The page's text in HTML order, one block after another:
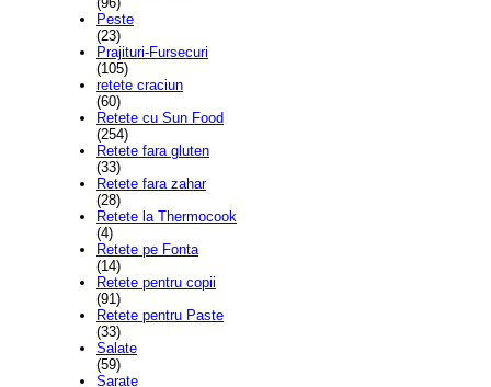
Peste
(23)
Prajituri-Fursecuri
(105)
retete craciun
(60)
Retete cu Sun Food
(254)
Retete fara gluten
(33)
Retete fara zahar
(28)
Retete la Thermocook
(4)
Retete pe Fonta
(14)
Retete pentru copii
(91)
Retete pentru Paste
(33)
Salate
(59)
Sarate